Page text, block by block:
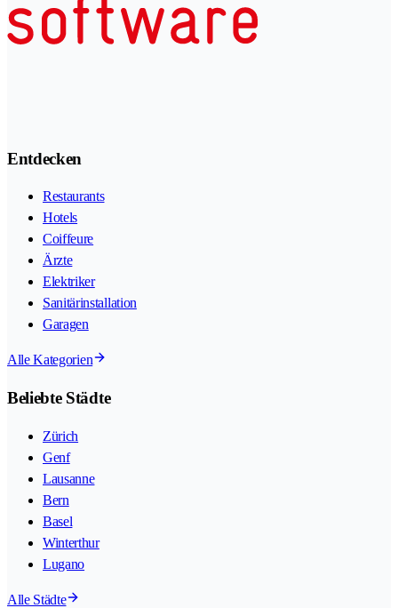
Entdecken
Restaurants
Hotels
Coiffeure
Ärzte
Elektriker
Sanitärinstallation
Garagen
Alle Kategorien
Beliebte Städte
Zürich
Genf
Lausanne
Bern
Basel
Winterthur
Lugano
Alle Städte